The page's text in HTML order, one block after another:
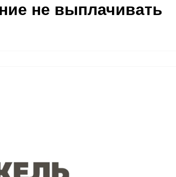
не выплачивать